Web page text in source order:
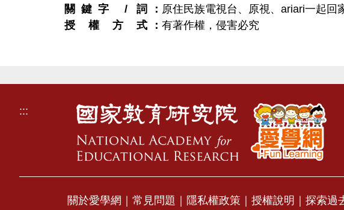
關鍵字 / 詞
原住民族電視台、原視、ariari一起回
授權方式
有著作權，侵害必究
:::
關於愛學網 ｜ 常見問題 ｜ 隱私權政策 ｜ 授權說明 ｜ 探索過